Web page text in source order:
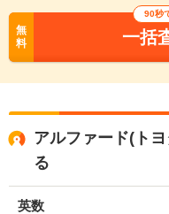
無
料
90秒
一括
アルファード(ト
る
英数